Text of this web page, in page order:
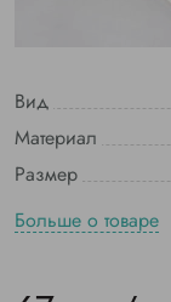
Вид
Материал
Размер
Больше о товаре